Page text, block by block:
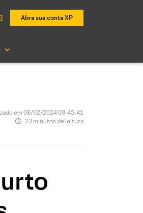
Abra sua conta XP
em 08/02/2024 09:45:41
23 minutos de leitura